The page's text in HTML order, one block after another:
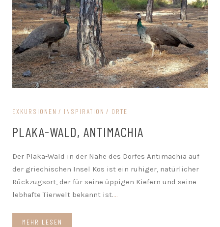
EXKURSIONEN INSPIRATION ORTE
PLAKA-WALD, ANTIMACHIA
Der Plaka-Wald in der Nähe des Dorfes Antimachia auf
der griechischen Insel Kos ist ein ruhiger, natürlicher
Rückzugsort, der für seine üppigen Kiefern und seine
lebhafte Tierwelt bekannt ist....
MEHR LESEN